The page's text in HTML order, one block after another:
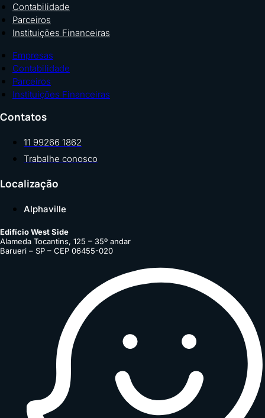
Contabilidade
Parceiros
Instituições Financeiras
Empresas
Contabilidade
Parceiros
Instituições Financeiras
Contatos
11 99266 1862
Trabalhe conosco
Localização
Alphaville
Edifício West Side
Alameda Tocantins, 125 – 35º andar
Barueri – SP – CEP 06455-020